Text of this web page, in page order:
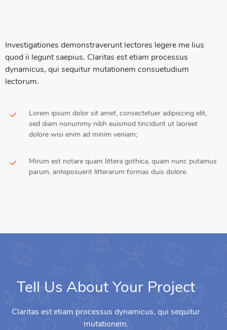
Investigationes demonstraverunt lectores legere me lius
quod ii legunt saepius. Claritas est etiam processus
dynamicus, qui sequitur mutationem consuetudium
lectorum.
Lorem ipsum dolor sit amet, consectetuer adipiscing elit,
sed diam nonummy nibh euismod tincidunt ut laoreet
dolore wisi enim ad minim veniam;
Mirum est notare quam littera gothica, quam nunc putamus
parum, anteposuerit litterarum formas duis dolore.
Tell Us About Your Project
Claritas est etiam processus dynamicus, qui sequitur
mutationem.